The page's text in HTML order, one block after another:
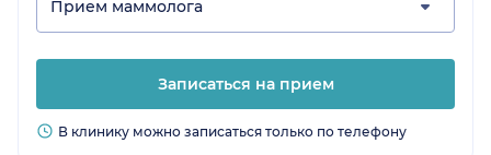
Прием маммолога
Записаться на прием
В клинику можно записаться только по телефону